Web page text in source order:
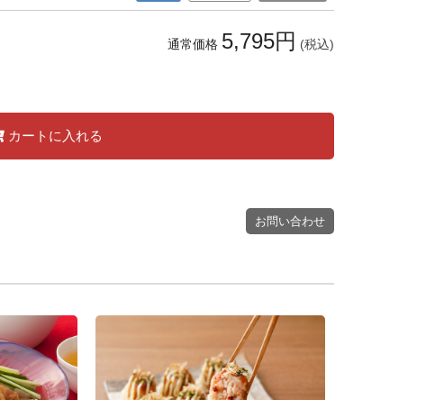
通常価格 5,795円 (税込)
カートに入れる
お問い合わせ